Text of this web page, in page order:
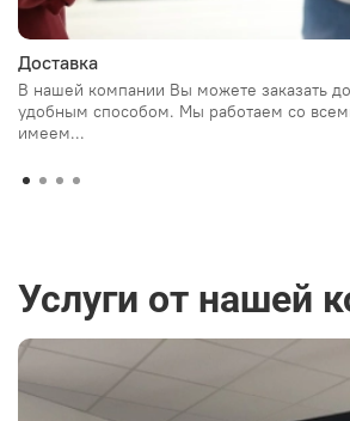
Доставка
В нашей компании Вы можете заказать
удобным способом. Мы работаем со
имеем...
Услуги от нашей